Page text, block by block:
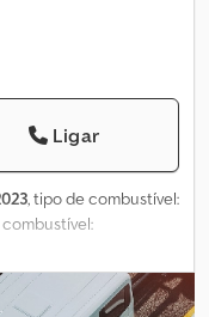
Ligar
, tipo de combustível:
combustível:
total:
mm, Ano de fabrico:
G Fabricação: 2022